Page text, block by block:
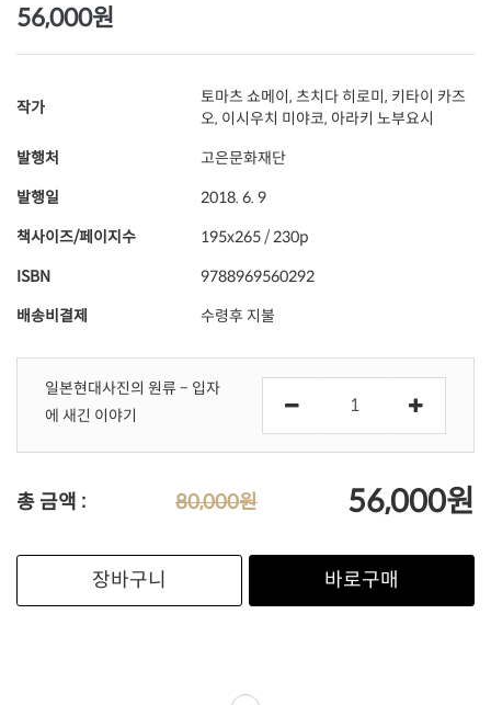
56,000원
작가
토마츠 쇼메이, 츠치다 히로미, 키타이 카즈
오, 이시우치 미야코, 아라키 노부요시
발행처
고은문화재단
발행일
2018. 6. 9
책사이즈/페이지수
195x265 / 230p
ISBN
9788969560292
배송비결제
수령후 지불
일본현대사진의 원류 – 입자
에 새긴 이야기
총 금액 : 80,000원 56,000원